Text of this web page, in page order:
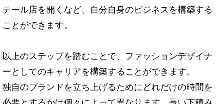
テール店を開くなど、自分自身のビジネスを構築する
ことができます。
以上のステップを踏むことで、ファッションデザイナ
ーとしてのキャリアを構築することができます。
独自のブランドを立ち上げるためにどれだけの時間を
必要とするかは個々によって異なります。長い下積み